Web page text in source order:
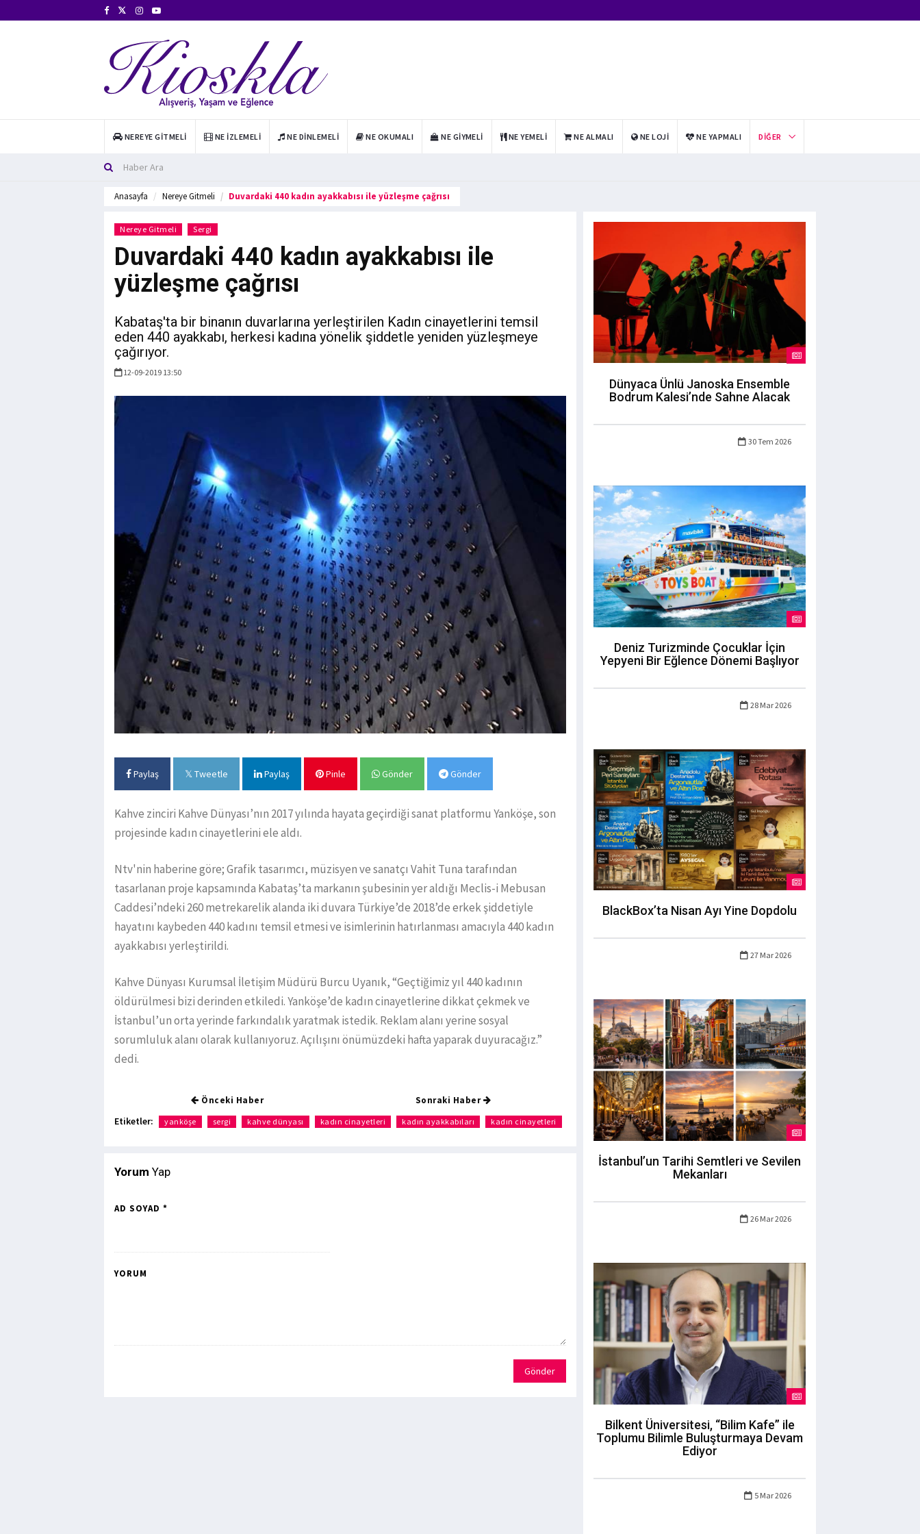
NEREYE GITMELI NE İZLEMELI NE DINLEMELI NE OKUMALI NE GIYMELI NE YEMELI NE ALMALI NE LOJI NE YAPMALI DIĞER
Anasayfa Nereye Gitmeli Duvardaki 440 kadın ayakkabısı ile yüzleşme çağrısı
Nereye Gitmeli Sergi
Duvardaki 440 kadın ayakkabısı ile
yüzleşme çağrısı
Kabataş'ta bir binanın duvarlarına yerleştirilen Kadın cinayetlerini temsil
eden 440 ayakkabı, herkesi kadına yönelik şiddetle yeniden yüzleşmeye
çağırıyor.
12-09-2019 13:50
Paylaş Tweetle Paylaş Pinle Gönder Gönder
Kahve zinciri Kahve Dünyası’nın 2017 yılında hayata geçirdiği sanat platformu Yanköşe, son
projesinde kadın cinayetlerini ele aldı.
Ntv'nin haberine göre; Grafik tasarımcı, müzisyen ve sanatçı Vahit Tuna tarafından
tasarlanan proje kapsamında Kabataş’ta markanın şubesinin yer aldığı Meclis-i Mebusan
Caddesi’ndeki 260 metrekarelik alanda iki duvara Türkiye’de 2018’de erkek şiddetiyle
hayatını kaybeden 440 kadını temsil etmesi ve isimlerinin hatırlanması amacıyla 440 kadın
ayakkabısı yerleştirildi.
Kahve Dünyası Kurumsal İletişim Müdürü Burcu Uyanık, “Geçtiğimiz yıl 440 kadının
öldürülmesi bizi derinden etkiledi. Yanköşe’de kadın cinayetlerine dikkat çekmek ve
İstanbul’un orta yerinde farkındalık yaratmak istedik. Reklam alanı yerine sosyal
sorumluluk alanı olarak kullanıyoruz. Açılışını önümüzdeki hafta yaparak duyuracağız.”
dedi.
Önceki Haber Sonraki Haber
Etiketler: yanköşe sergi kahve dünyası kadın cinayetleri kadın ayakkabıları kadın cinayetleri
Yorum Yap
AD SOYAD *
YORUM
Gönder
Dünyaca Ünlü Janoska Ensemble
Bodrum Kalesi’nde Sahne Alacak
30 Tem 2026
Deniz Turizminde Çocuklar İçin
Yepyeni Bir Eğlence Dönemi Başlıyor
28 Mar 2026
BlackBox’ta Nisan Ayı Yine Dopdolu
27 Mar 2026
İstanbul’un Tarihi Semtleri ve Sevilen
Mekanları
26 Mar 2026
Bilkent Üniversitesi, “Bilim Kafe” ile
Toplumu Bilimle Buluşturmaya Devam
Ediyor
5 Mar 2026